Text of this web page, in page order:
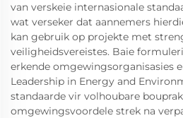
van verskeie internasionale
wat verseker dat aannemers
kan gebruik op projekte met
veiligheidsvereistes. Baie
erkende omgewingsorganisasies
Leadership in Energy and
standaarde vir volhoubare
omgewingsvoordele strek na